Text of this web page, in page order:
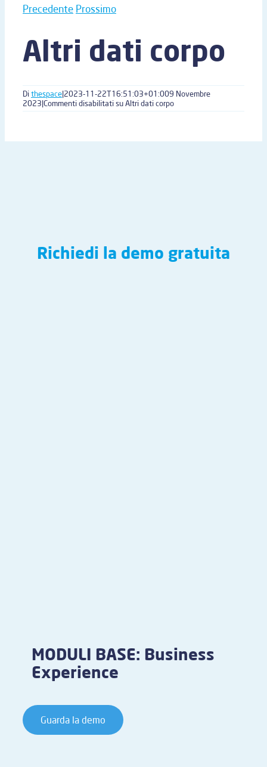
Precedente Prossimo
Altri dati corpo
Dithespace|2023-11-22T16:51:03+01:009 Novembre
2023|Commenti disabilitatisu Altri dati corpo
Richiedi la demo gratuita
MODULI BASE: Business
Experience
Guarda la demo